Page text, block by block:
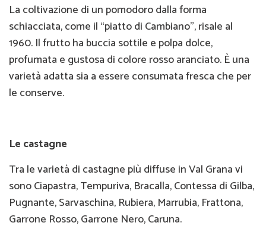
La coltivazione di un pomodoro dalla forma
schiacciata, come il “piatto di Cambiano”, risale al
1960. Il frutto ha buccia sottile e polpa dolce,
profumata e gustosa di colore rosso aranciato. È una
varietà adatta sia a essere consumata fresca che per
le conserve.
Le castagne
Tra le varietà di castagne più diffuse in Val Grana vi
sono Ciapastra, Tempuriva, Bracalla, Contessa di Gilba,
Pugnante, Sarvaschina, Rubiera, Marrubia, Frattona,
Garrone Rosso, Garrone Nero, Caruna.